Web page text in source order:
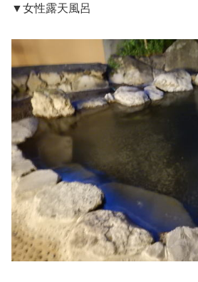
▼女性露天風呂